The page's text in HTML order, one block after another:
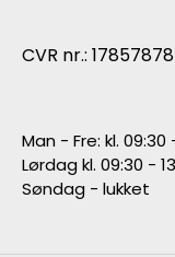
CVR nr.: 17857878
Man - Fre: kl. 09:30
Lørdag kl. 09:30 -
Søndag - lukket